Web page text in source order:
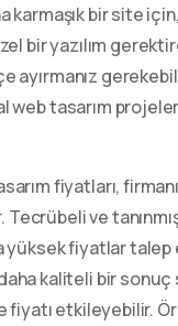
karmaşık bir site
bir yazılım
ayırmanız
web tasarım
fiyatları,
Tecrübeli ve
yüksek fiyatlar talep
kaliteli bir sonuç
fiyatı etkileyebilir.